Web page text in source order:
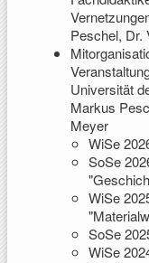
Peschel, Dr.
Universität
Markus
Meyer
WiSe
SoSe
WiSe
SoSe
WiSe